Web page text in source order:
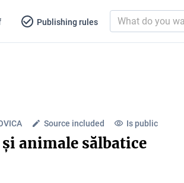
Publishing rules
Source included Is public
animale sălbatice